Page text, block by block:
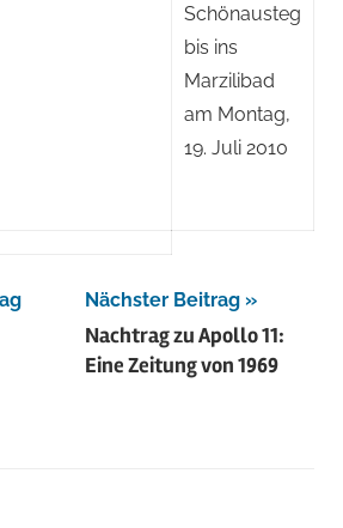
Schönausteg
bis ins
Marzilibad
am Montag,
19. Juli 2010
Nächster Beitrag
Nachtrag zu Apollo 11:
Eine Zeitung von 1969